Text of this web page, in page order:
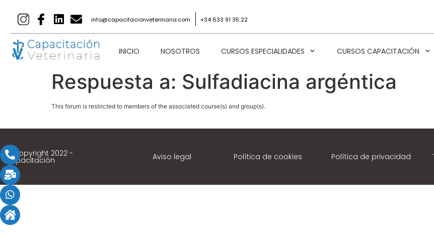
info@capacitacionveterinaria.com +34 633 91 35 22
INICIO NOSOTROS CURSOS ESPECIALIDADES CURSOS CAPACITACIÓN
Respuesta a: Sulfadiacina argéntica
This forum is restricted to members of the associated course(s) and group(s).
© Copyright 2022 -
Capacitación Aviso legal Política de cookies Política de privacidad